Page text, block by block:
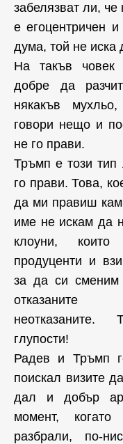
забелязват ли, че
е егоцентричен
дума, той не иска
На такъв
добре да
някакъв
говори нещо и
не го прави.
Тръмп е този тип
го прави. Това,
да ми правиш
име не искам да
клоуни,
продуценти и
за да си сменим
глупости!
Радев и Тръмп
поискал визите
дал и добър
момент,
разбрали, по-